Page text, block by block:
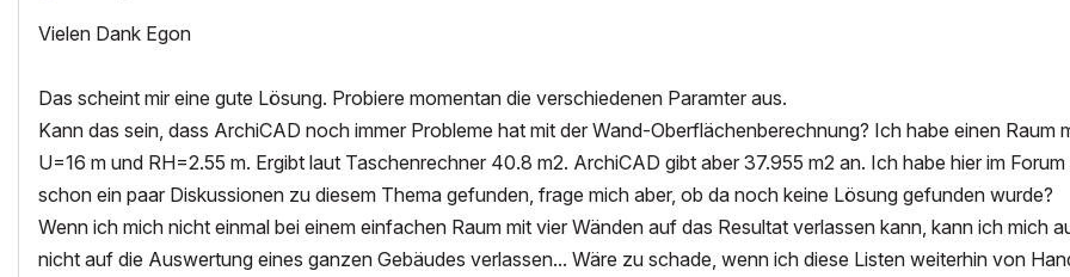
Vielen Dank Egon
Das scheint mir eine gute Lösung. Probiere momentan die verschiedenen Paramter aus.
Kann das sein, dass ArchiCAD noch immer Probleme hat mit der Wand-Oberflächenberechnung? Ich habe einen Raum
U=16 m und RH=2.55 m. Ergibt laut Taschenrechner 40.8 m2. ArchiCAD gibt aber 37.955 m2 an. Ich habe hier im Forum
schon ein paar Diskussionen zu diesem Thema gefunden, frage mich aber, ob da noch keine Lösung gefunden wurde?
Wenn ich mich nicht einmal bei einem einfachen Raum mit vier Wänden auf das Resultat verlassen kann, kann ich mich
nicht auf die Auswertung eines ganzen Gebäudes verlassen... Wäre zu schade, wenn ich diese Listen weiterhin von